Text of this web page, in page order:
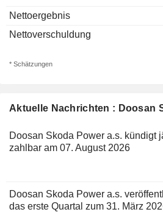
Aktuelle Nachrichten : Doosan
Doosan Skoda Power a.s. kündigt
zahlbar am 07. August 2026
Doosan Skoda Power a.s.
das erste Quartal zum 31. März
Nettoergebnis
Nettoverschuldung
* Schätzungen